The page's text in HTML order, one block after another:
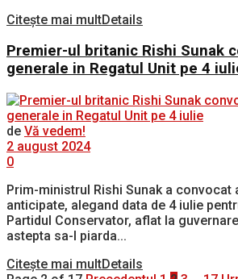
Citește mai multDetails
Premier-ul britanic Rishi Sunak
generale in Regatul Unit pe 4
de Vă vedem!
2 august 2024
0
Prim-ministrul Rishi Sunak a convocat
anticipate, alegand data de 4 iulie
Partidul Conservator, aflat la
astepta sa-l piarda...
Citește mai multDetails